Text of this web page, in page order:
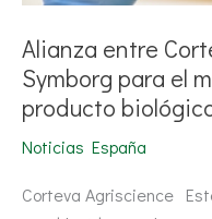
Alianza entre
Symborg para el
producto
Noticias España
Corteva Agriscience